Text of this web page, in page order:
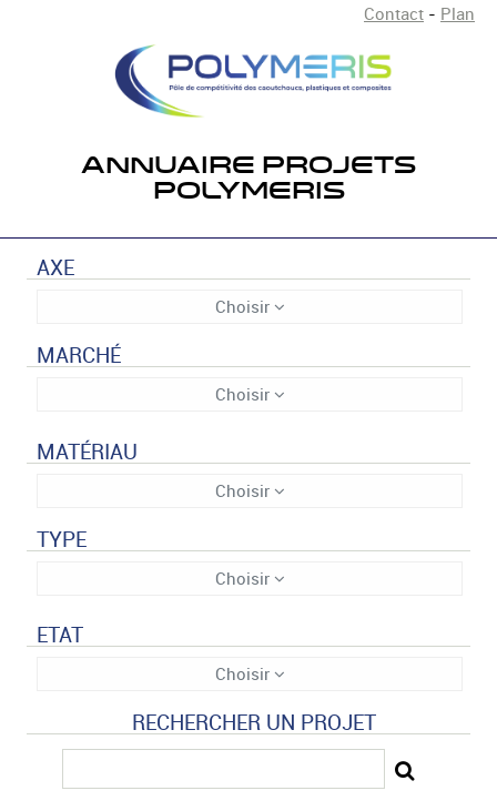
Contact - Plan
ANNUAIRE PROJETS
POLYMERIS
AXE
Choisir
MARCHÉ
Choisir
MATÉRIAU
Choisir
TYPE
Choisir
ETAT
Choisir
RECHERCHER UN PROJET